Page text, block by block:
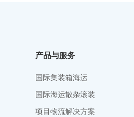
产品与服务
国际集装箱海运
国际海运散杂滚装
项目物流解决方案